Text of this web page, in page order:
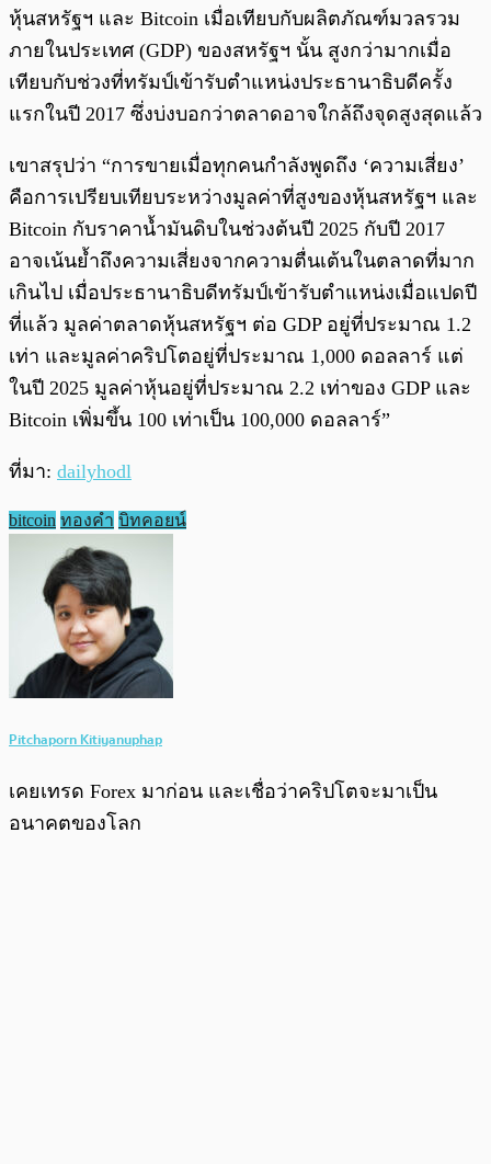
หุ้นสหรัฐฯ และ Bitcoin เมื่อเทียบกับผลิตภัณฑ์มวลรวม
ภายในประเทศ (GDP) ของสหรัฐฯ นั้น สูงกว่ามากเมื่อ
เทียบกับช่วงที่ทรัมป์เข้ารับตำแหน่งประธานาธิบดีครั้ง
แรกในปี 2017 ซึ่งบ่งบอกว่าตลาดอาจใกล้ถึงจุดสูงสุดแล้ว
เขาสรุปว่า “การขายเมื่อทุกคนกำลังพูดถึง ‘ความเสี่ยง’
คือการเปรียบเทียบระหว่างมูลค่าที่สูงของหุ้นสหรัฐฯ และ
Bitcoin กับราคาน้ำมันดิบในช่วงต้นปี 2025 กับปี 2017
อาจเน้นย้ำถึงความเสี่ยงจากความตื่นเต้นในตลาดที่มาก
เกินไป เมื่อประธานาธิบดีทรัมป์เข้ารับตำแหน่งเมื่อแปดปี
ที่แล้ว มูลค่าตลาดหุ้นสหรัฐฯ ต่อ GDP อยู่ที่ประมาณ 1.2
เท่า และมูลค่าคริปโตอยู่ที่ประมาณ 1,000 ดอลลาร์ แต่
ในปี 2025 มูลค่าหุ้นอยู่ที่ประมาณ 2.2 เท่าของ GDP และ
Bitcoin เพิ่มขึ้น 100 เท่าเป็น 100,000 ดอลลาร์”
ที่มา: dailyhodl
bitcoin ทองคำ บิทคอยน์
Pitchaporn Kitiyanuphap
เคยเทรด Forex มาก่อน และเชื่อว่าคริปโตจะมาเป็น
อนาคตของโลก